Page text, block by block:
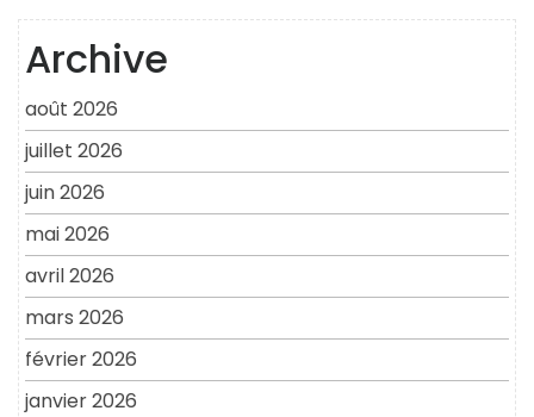
Archive
août 2026
juillet 2026
juin 2026
mai 2026
avril 2026
mars 2026
février 2026
janvier 2026